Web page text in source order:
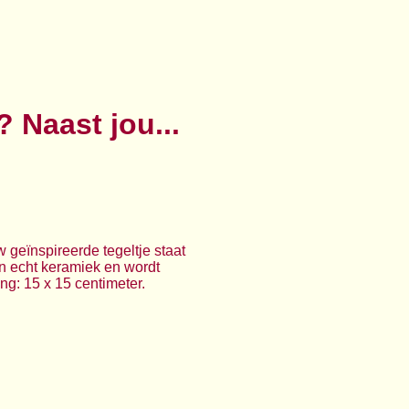
Naast jou...
geïnspireerde tegeltje staat
echt keramiek en wordt
15 x 15 centimeter.